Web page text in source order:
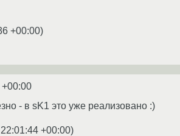
+00:00)
- в sK1 это уже реализовано :)
+00:00)